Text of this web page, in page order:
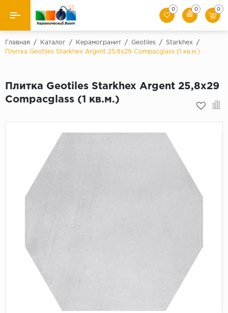
Назад
Керамическая плитка
Искусственный камень
Клинкер
0 0 0
Главная / Каталог / Керамогранит / Geotiles / Starkhex
/
Плитка Geotiles Starkhex Argent 25,8x29 Compacglass (1 кв.м.)
Плитка Geotiles Starkhex Argent 25,8x29
Compacglass (1 кв.м.)